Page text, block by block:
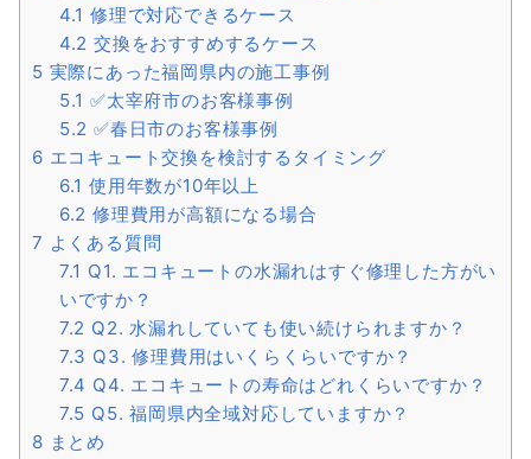
4.1 修理で対応できるケース
4.2 交換をおすすめするケース
5 実際にあった福岡県内の施工事例
5.1 ✅太宰府市のお客様事例
5.2 ✅春日市のお客様事例
6 エコキュート交換を検討するタイミング
6.1 使用年数が10年以上
6.2 修理費用が高額になる場合
7 よくある質問
7.1 Q1. エコキュートの水漏れはすぐ修理した方がい
いですか？
7.2 Q2. 水漏れしていても使い続けられますか？
7.3 Q3. 修理費用はいくらくらいですか？
7.4 Q4. エコキュートの寿命はどれくらいですか？
7.5 Q5. 福岡県内全域対応していますか？
8 まとめ